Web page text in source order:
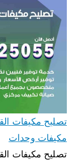
مكيفات وحدات